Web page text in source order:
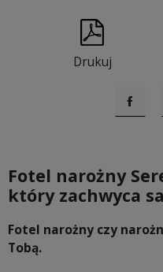
Drukuj
Fotel narożny
który zachwyca
Fotel narożny czy
Tobą.